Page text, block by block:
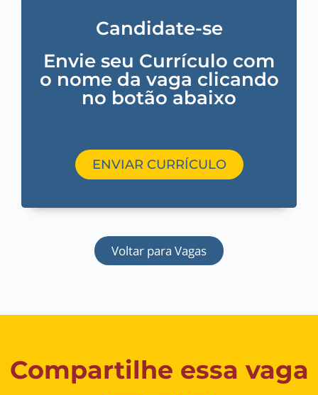
Candidate-se
Envie seu Currículo com
o nome da vaga clicando
no botão abaixo
ENVIAR CURRÍCULO
Voltar para Vagas
Compartilhe essa vaga